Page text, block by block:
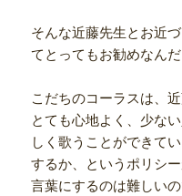
そんな近藤先生とお近
てとってもお勧めなんだ
こだちのコーラスは、
とても心地よく、少な
しく歌うことができて
するか、というポリシ
言葉にするのは難しいの